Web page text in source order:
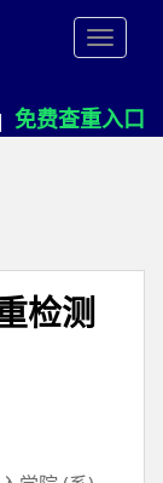
| 免费查重入口
检测